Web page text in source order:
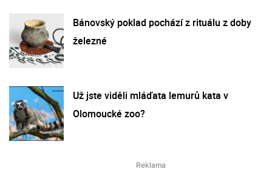
Bánovský poklad pochází z rituálu z doby
železné
Už jste viděli mláďata lemurů kata v
Olomoucké zoo?